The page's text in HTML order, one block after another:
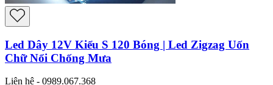
Led Dây 12V Kiểu S 120 Bóng | Led Zigzag Uốn
Chữ Nổi Chống Mưa
Liên hệ - 0989.067.368